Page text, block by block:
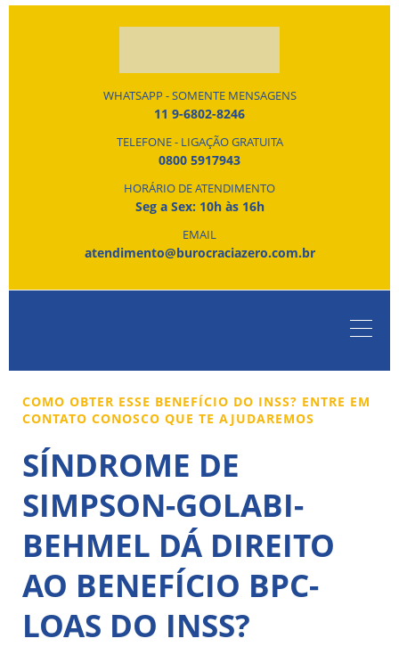
WHATSAPP - SOMENTE MENSAGENS
11 9-6802-8246
TELEFONE - LIGAÇÃO GRATUITA
0800 5917943
HORÁRIO DE ATENDIMENTO
Seg a Sex: 10h às 16h
EMAIL
atendimento@burocraciazero.com.br
COMO OBTER ESSE BENEFÍCIO DO INSS? ENTRE EM
CONTATO CONOSCO QUE TE AJUDAREMOS
SÍNDROME DE
SIMPSON-GOLABI-
BEHMEL DÁ DIREITO
AO BENEFÍCIO BPC-
LOAS DO INSS?